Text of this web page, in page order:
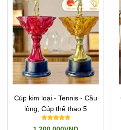
Cúp kim loại - Tennis - Cầu
lông, Cúp thể thao 5